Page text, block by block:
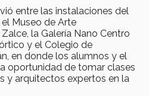
entre las instalaciones del
Museo de Arte
la Galería Nano Centro
y el Colegio de
en donde los alumnos y el
oportunidad de tomar clases
y arquitectos expertos en la